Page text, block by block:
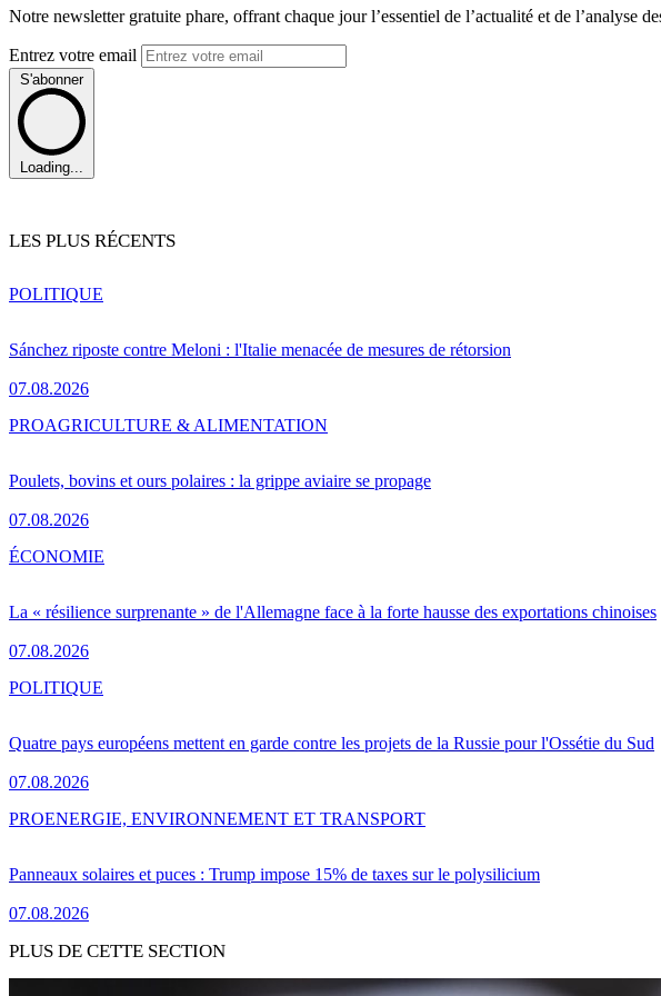
Notre newsletter gratuite phare, offrant chaque jour l’essentiel de l’actualité et de l’analyse
Entrez votre email
S'abonner
Loading...
LES PLUS RÉCENTS
Sánchez riposte contre Meloni : l'Italie menacée de mesures de rétorsion
07.08.2026
POLITIQUE
Poulets, bovins et ours polaires : la grippe aviaire se propage
07.08.2026
PROAGRICULTURE & ALIMENTATION
La « résilience surprenante » de l'Allemagne face à la forte hausse des exportations chinoises
07.08.2026
ÉCONOMIE
Quatre pays européens mettent en garde contre les projets de la Russie pour l'Ossétie du Sud
07.08.2026
POLITIQUE
Panneaux solaires et puces : Trump impose 15% de taxes sur le polysilicium
07.08.2026
PROENERGIE, ENVIRONNEMENT ET TRANSPORT
PLUS DE CETTE SECTION